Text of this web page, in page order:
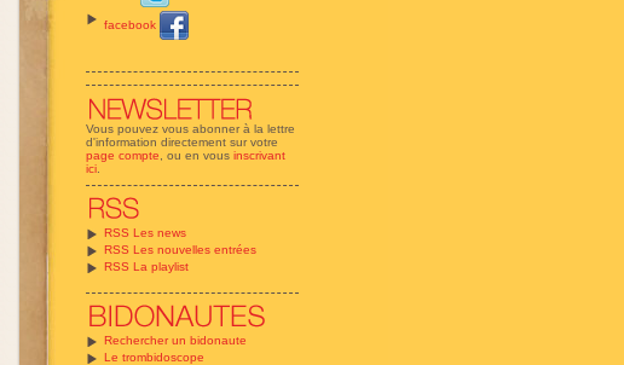
facebook
Vous pouvez vous abonner à la lettre
d'information directement sur votre
page compte , ou en vous inscrivant
ici
RSS Les news
RSS Les nouvelles entrées
RSS La playlist
Rechercher un bidonaute
Le trombidoscope